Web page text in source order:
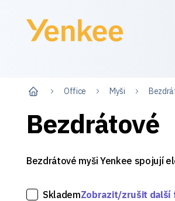
Office Myši
Bezdrátové
Bezdrátové myši Yenkee spojují
SklademZobrazit/zrušit další